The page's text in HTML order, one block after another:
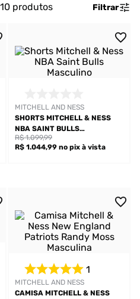
10 produtos Filtrar
MITCHELL AND NESS
SHORTS MITCHELL & NESS
NBA SAINT BULLS
MASCULINO
R$ 1.044,99 no pix à vista
R$ 1.099,99
MITCHELL AND NESS
1
CAMISA MITCHELL & NESS